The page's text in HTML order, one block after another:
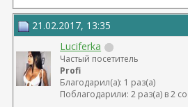
21.02.2017, 13:35
Luciferka
Частый посетитель
Profi
Благодарил(а): 1 раз(а)
Поблагодарили: 2 раз(а) в 2